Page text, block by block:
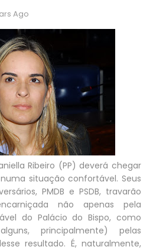
Ago
Ribeiro (PP) deverá chegar
situação confortável. Seus
PMDB e PSDB, travarão
não apenas pela
do Palácio do Bispo, como
principalmente) pelas
resultado. É, naturalmente,